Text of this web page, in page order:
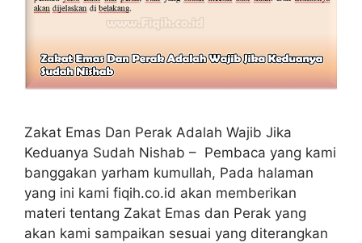
Zakat Emas Dan Perak Adalah Wajib Jika
Keduanya Sudah Nishab – Pembaca yang kami
banggakan yarham kumullah, Pada halaman
yang ini kami fiqih.co.id akan memberikan
materi tentang Zakat Emas dan Perak yang
akan kami sampaikan sesuai yang diterangkan